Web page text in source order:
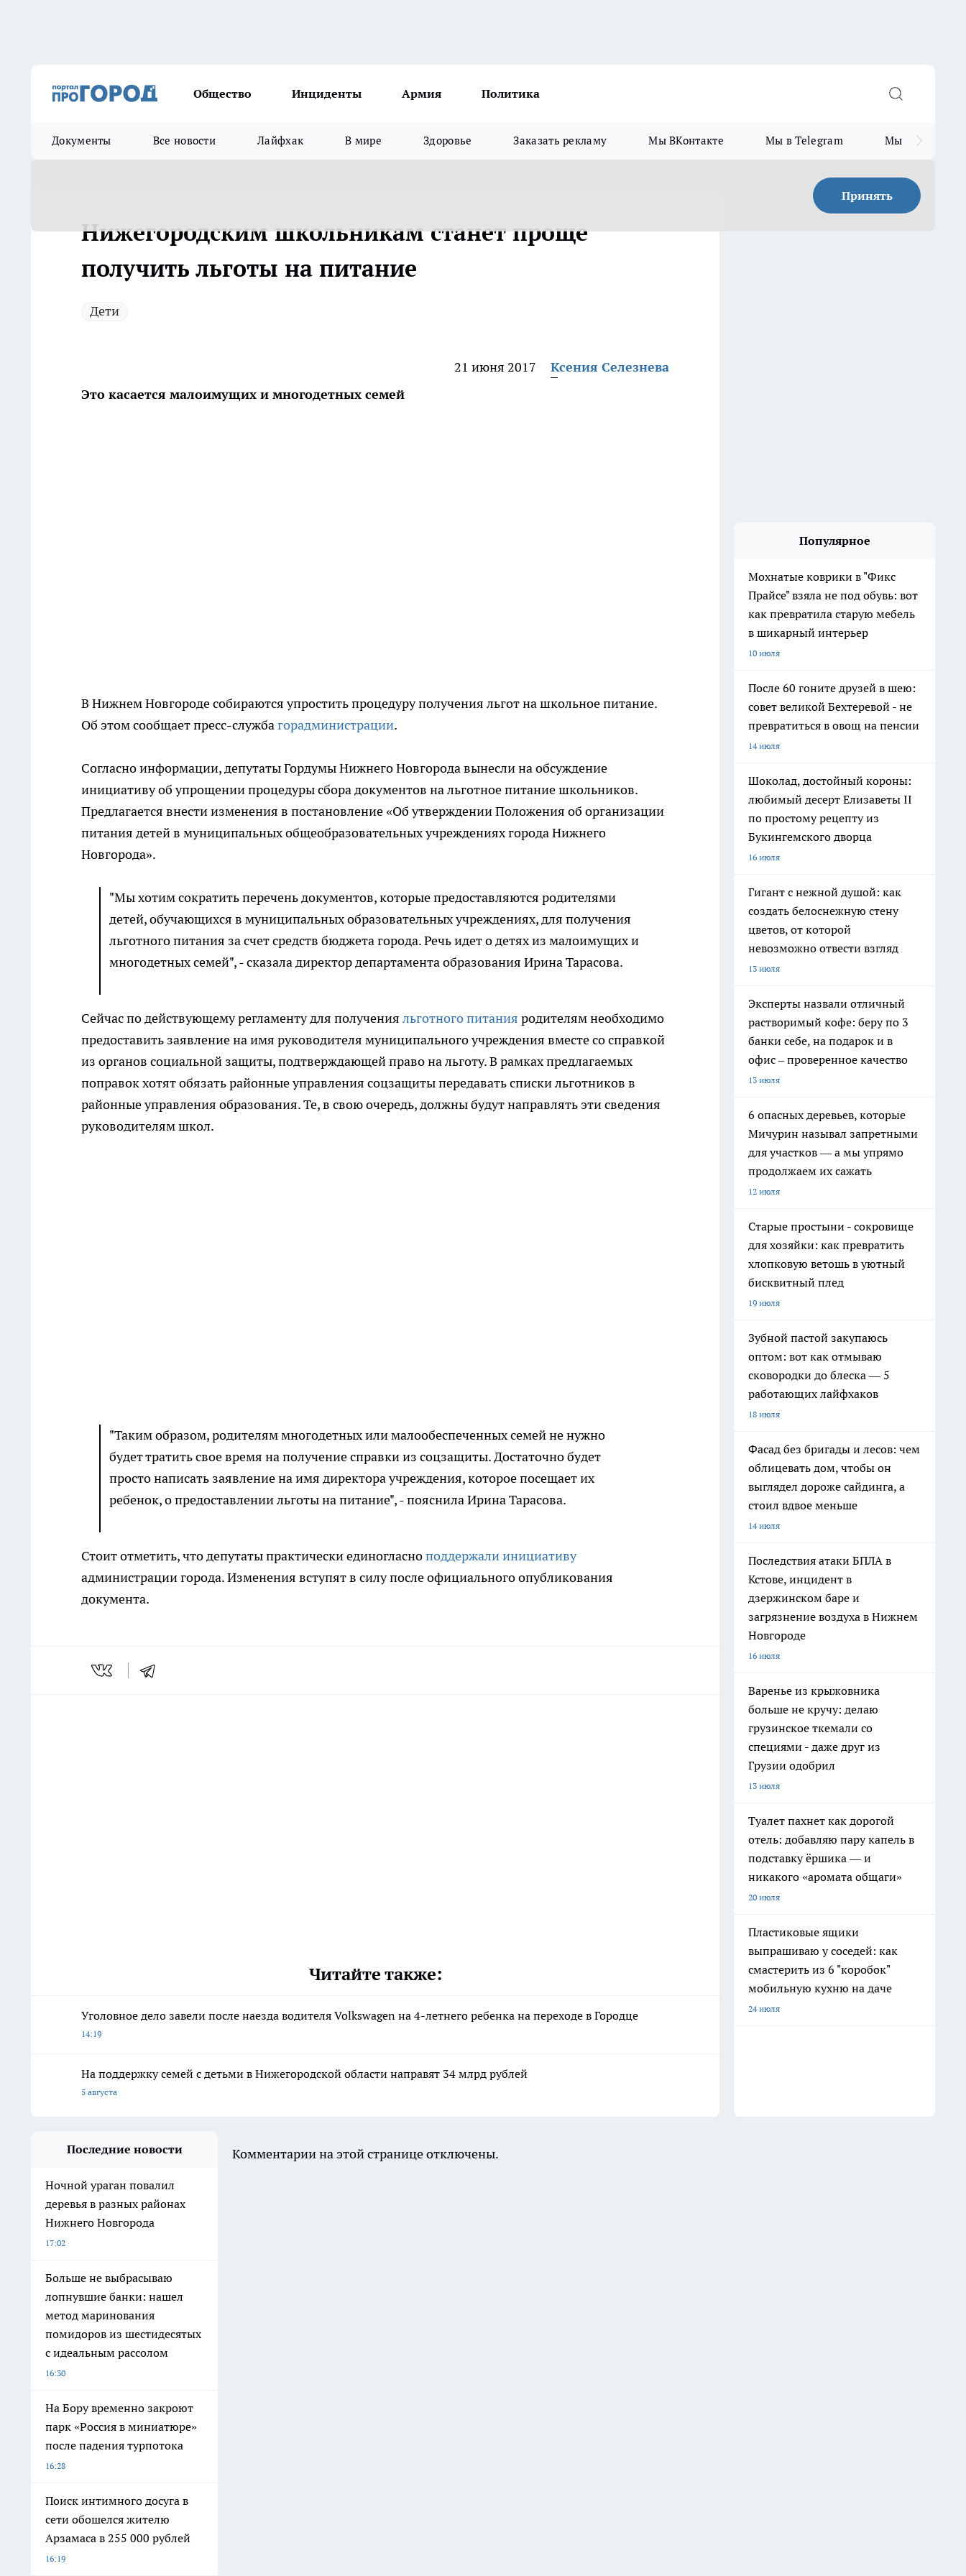
Общество Инциденты Армия Политика
Документы Все новости Лайфхак В мире Здоровье Заказать рекламу Мы ВКонтакте Мы в Telegram Мы в MAX
Принять
Нижегородским школьникам станет проще
получить льготы на питание
Дети
21 июня 2017
Ксения Селезнева
Это касается малоимущих и многодетных семей
В Нижнем Новгороде собираются упростить процедуру получения льгот на школьное питание.
Об этом сообщает пресс-службагорадминистрации.
Согласно информации, депутаты Гордумы Нижнего Новгорода вынесли на обсуждение
инициативу об упрощении процедуры сбора документов на льготное питание школьников.
Предлагается внести изменения в постановление «Об утверждении Положения об организации
питания детей в муниципальных общеобразовательных учреждениях города Нижнего
Новгорода».
"Мы хотим сократить перечень документов, которые предоставляются родителями
детей, обучающихся в муниципальных образовательных учреждениях, для получения
льготного питания за счет средств бюджета города. Речь идет о детях из малоимущих и
многодетных семей", - сказала директор департамента образования Ирина Тарасова.
Сейчас по действующему регламенту для получения льготного питания родителям необходимо
предоставить заявление на имя руководителя муниципального учреждения вместе со справкой
из органов социальной защиты, подтверждающей право на льготу. В рамках предлагаемых
поправок хотят обязать районные управления соцзащиты передавать списки льготников в
районные управления образования. Те, в свою очередь, должны будут направлять эти сведения
руководителям школ.
"Таким образом, родителям многодетных или малообеспеченных семей не нужно
будет тратить свое время на получение справки из соцзащиты. Достаточно будет
просто написать заявление на имя директора учреждения, которое посещает их
ребенок, о предоставлении льготы на питание", - пояснила Ирина Тарасова.
Стоит отметить, что депутаты практически единогласноподдержали инициативу
администрации города. Изменения вступят в силу после официального опубликования
документа.
Читайте также:
Уголовное дело завели после наезда водителя Volkswagen на 4-летнего ребенка на переходе в Городце
14:19
На поддержку семей с детьми в Нижегородской области направят 34 млрд рублей
5 августа
Популярное
Мохнатые коврики в "Фикс
Прайсе" взяла не под обувь: вот
как превратила старую мебель
в шикарный интерьер
10 июля
После 60 гоните друзей в шею:
совет великой Бехтеревой - не
превратиться в овощ на пенсии
14 июля
Шоколад, достойный короны:
любимый десерт Елизаветы II
по простому рецепту из
Букингемского дворца
16 июля
Гигант с нежной душой: как
создать белоснежную стену
цветов, от которой
невозможно отвести взгляд
13 июля
Эксперты назвали отличный
растворимый кофе: беру по 3
банки себе, на подарок и в
офис – проверенное качество
13 июля
6 опасных деревьев, которые
Мичурин называл запретными
для участков — а мы упрямо
продолжаем их сажать
12 июля
Старые простыни - сокровище
для хозяйки: как превратить
хлопковую ветошь в уютный
бисквитный плед
19 июля
Зубной пастой закупаюсь
оптом: вот как отмываю
сковородки до блеска — 5
работающих лайфхаков
18 июля
Фасад без бригады и лесов: чем
облицевать дом, чтобы он
выглядел дороже сайдинга, а
стоил вдвое меньше
14 июля
Последствия атаки БПЛА в
Кстове, инцидент в
дзержинском баре и
загрязнение воздуха в Нижнем
Новгороде
16 июля
Варенье из крыжовника
больше не кручу: делаю
грузинское ткемали со
специями - даже друг из
Грузии одобрил
13 июля
Туалет пахнет как дорогой
отель: добавляю пару капель в
подставку ёршика — и
никакого «аромата общаги»
20 июля
Пластиковые ящики
выпрашиваю у соседей: как
смастерить из 6 "коробок"
мобильную кухню на даче
24 июля
Последние новости
Ночной ураган повалил
деревья в разных районах
Нижнего Новгорода
17:02
Больше не выбрасываю
лопнувшие банки: нашел
метод маринования
помидоров из шестидесятых
с идеальным рассолом
16:30
На Бору временно закроют
парк «Россия в миниатюре»
после падения турпотока
16:28
Поиск интимного досуга в
сети обошелся жителю
Арзамаса в 255 000 рублей
16:19
Комментарии на этой странице отключены.